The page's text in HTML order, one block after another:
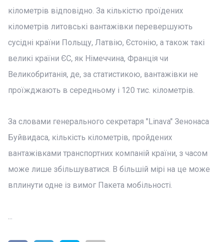
кілометрів відповідно. За кількістю проїдених
кілометрів литовські вантажівки перевершують
сусідні країни Польщу, Латвію, Єстонію, а також такі
великі країни ЄС, як Німеччина, Франція чи
Великобританія, де, за статистикою, вантажівки не
проїжджають в середньому і 120 тис. кілометрів.
За словами генерального секретаря "Linava" Зенонаса
Буйвидаса, кількість кілометрів, пройдених
вантажівками транспортних компаній країни, з часом
може лише збільшуватися. В більшій мірі на це може
вплинути одне із вимог Пакета мобільності.
...